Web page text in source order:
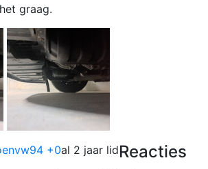
graag.
+0al 2 jaar lidReacties